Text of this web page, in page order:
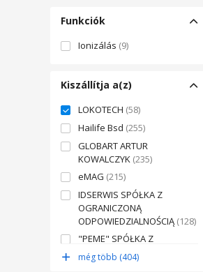
Funkciók
Ionizálás (9)
Kiszállítja a(z)
LOKOTECH (58)
Hailife Bsd (255)
GLOBART ARTUR
KOWALCZYK (235)
eMAG (215)
IDSERWIS SPÓŁKA Z
OGRANICZONĄ
ODPOWIEDZIALNOŚCIĄ (128)
"PEME" SPÓŁKA Z
OGRANICZONĄ
ODPOWIEDZIALNOŚCIĄ
még több (404)